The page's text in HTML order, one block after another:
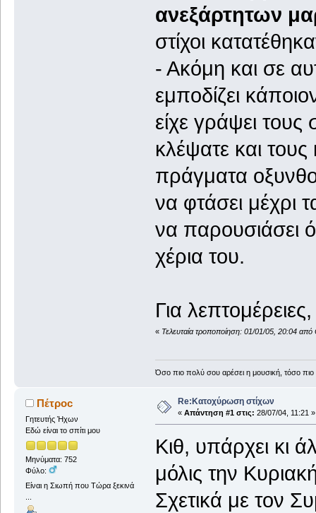
ανεξάρτητων
στίχοι
- Ακόμη και σε
εμποδίζει
είχε γράψει τους
κλέψατε και
πράγματα
να φτάσει μέχρι
να παρουσιάσει
χέρια του.
Για
« Τελευταία τροποποίηση: 01/01/05, 20:04
Όσο πιο πολύ σου αρέσει η μουσική, τόσο
Πέτροc
Γητευτής Ήχων
Εδώ είναι το σπίτι μου
Μηνύματα: 752
Φύλο:
Είναι η Σιωπή που Τώρα ξεκινά
Re:Κατοχύρωση στίχων
« Απάντηση #1 στις: 28/07/04, 11:21 »
Κιθ, υπάρχει κι
μόλις την
Σχετικά με τον